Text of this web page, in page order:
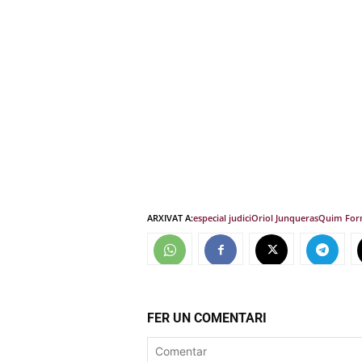
ARXIVAT A:especial judiciOriol JunquerasQuim
FER UN COMENTARI